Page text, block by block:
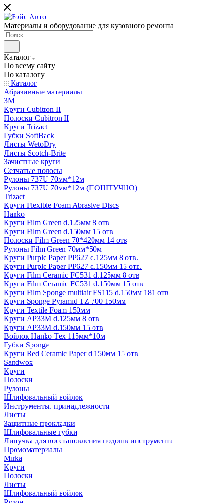
Материалы и оборудование для кузовного ремонта
Каталог
По всему сайту
По каталогу
Каталог
Абразивные материалы
3M
Круги Cubitron II
Полоски Cubitron II
Круги Trizact
Губки SoftBack
Листы WetoDry
Листы Scotch-Brite
Зачистные круги
Сетчатые полосы
Рулоны 737U 70мм*12м
Рулоны 737U 70мм*12м (ПОШТУЧНО)
Trizact
Круги Flexible Foam Abrasive Discs
Hanko
Круги Film Green d.125мм 8 отв
Круги Film Green d.150мм 15 отв
Полоски Film Green 70*420мм 14 отв
Рулоны Film Green 70мм*50м
Круги Purple Paper PP627 d.125мм 8 отв.
Круги Purple Paper PP627 d.150мм 15 отв.
Круги Film Ceramic FC531 d.125мм 8 отв
Круги Film Ceramic FC531 d.150мм 15 отв
Круги Film Sponge multiair FS115 d.150мм 181 отв
Круги Sponge Pyramid TZ 700 150мм
Круги Textile Foam 150мм
Круги AP33M d.125мм 8 отв
Круги AP33M d.150мм 15 отв
Войлок Hanko Tех 115мм*10м
Губки Sponge
Круги Red Ceramic Paper d.150мм 15 отв
Sandwox
Круги
Полоски
Рулоны
Шлифовальный войлок
Инструменты, принадлежности
Листы
Защитные прокладки
Шлифовальные губки
Липучка для восстановления подошв инструмента
Промоматериалы
Mirka
Круги
Полоски
Листы
Шлифовальный войлок